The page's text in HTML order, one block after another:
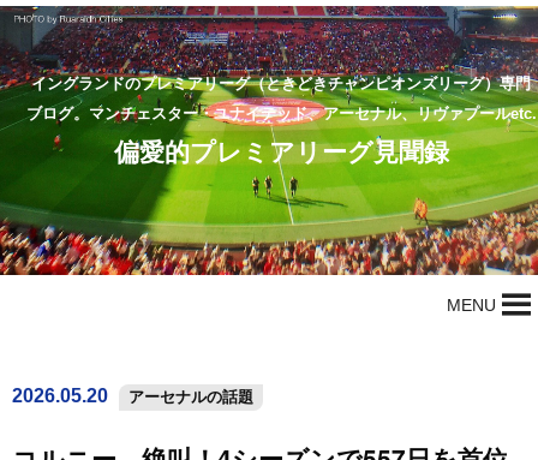
イングランドのプレミアリーグ（ときどきチャンピオンズリーグ）専門
ブログ。マンチェスター・ユナイテッド、アーセナル、リヴァプールetc.
偏愛的プレミアリーグ見聞録
MENU
2026.05.20 アーセナルの話題